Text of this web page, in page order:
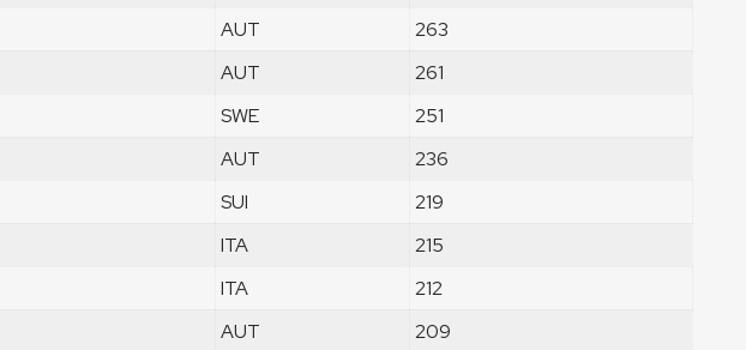
AUT
263
AUT
261
SWE
251
AUT
236
SUI
219
ITA
215
ITA
212
AUT
209